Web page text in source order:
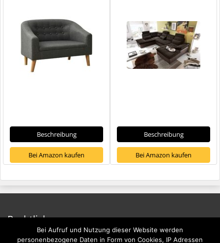
Beschreibung
Bei Amazon kaufen
Beschreibung
Bei Amazon kaufen
Rechtliches
Impressum
Bei Aufruf und Nutzung dieser Website werden
personenbezogene Daten in Form von Cookies, IP Adressen